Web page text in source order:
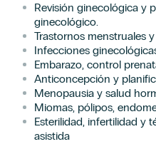
Revisión ginecológica y
ginecológico.
Trastornos menstruales
Infecciones
Embarazo, control
Anticoncepción y
Menopausia y salud
Miomas, pólipos,
Esterilidad, infertilidad y
asistida